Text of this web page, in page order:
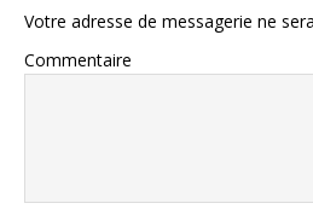
Votre adresse de messagerie ne
Commentaire